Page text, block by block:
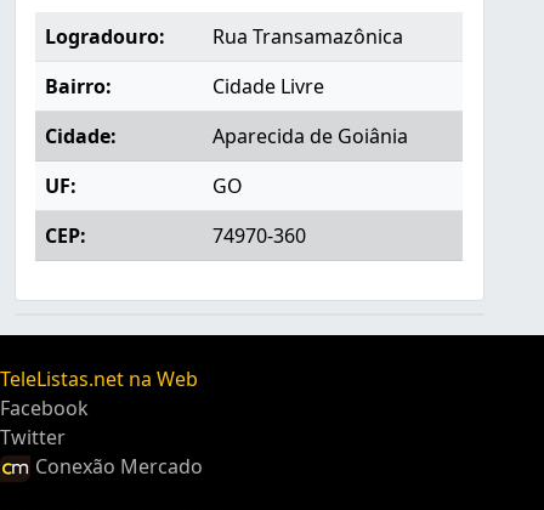
Logradouro:
Rua Transamazônica
Bairro:
Cidade Livre
Cidade:
Aparecida de Goiânia
UF:
GO
CEP:
74970-360
TeleListas.net na Web
Facebook
Twitter
Conexão Mercado